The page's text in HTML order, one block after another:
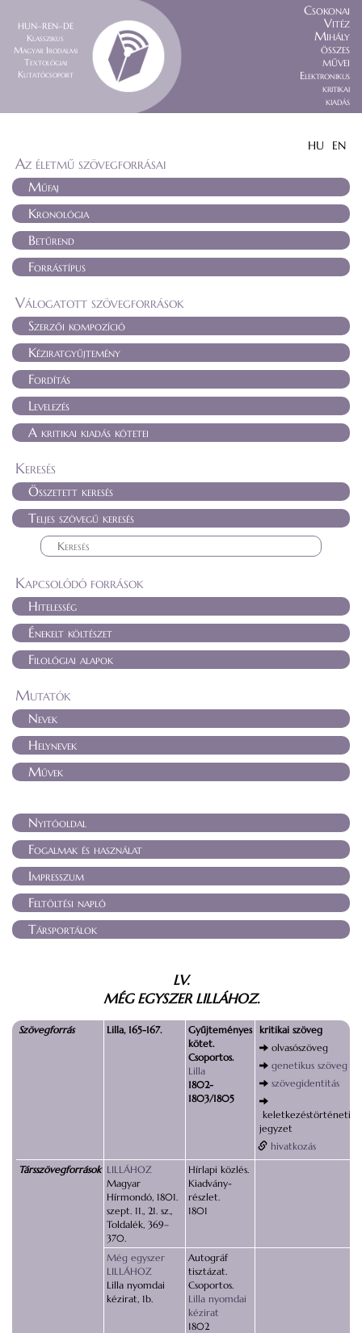
HUN–REN–DE
Klasszikus
Magyar Irodalmi
Textológiai
Kutatócsoport
Csokonai
Vitéz
Mihály
összes
művei
Elektronikus
kritikai
kiadás
HU EN
Az életmű szövegforrásai
Műfaj
Kronológia
Betűrend
Forrástípus
Válogatott szövegforrások
Szerzői kompozíció
Kéziratgyűjtemény
Fordítás
Levelezés
A kritikai kiadás kötetei
Keresés
Összetett keresés
Teljes szövegű keresés
Kapcsolódó források
Hitelesség
Énekelt költészet
Filológiai alapok
Mutatók
Nevek
Helynevek
Művek
Nyitóoldal
Fogalmak és használat
Impresszum
Feltöltési napló
Társportálok
LV.
MÉG EGYSZER LILLÁHOZ.
Szövegforrás Lilla, 165-167.
Gyűjteményes
kötet.
Csoportos.
Lilla
1802-
1803/1805
kritikai szöveg
olvasószöveg
genetikus szöveg
szövegidentitás
keletkezéstörténeti
jegyzet
hivatkozás
Társszövegforrások LILLÁHOZ
Magyar
Hírmondó, 1801.
szept. 11., 21. sz.,
Toldalék, 369–
370.
Hírlapi közlés.
Kiadvány-
részlet.
1801
Még egyszer
LILLÁHOZ
Lilla nyomdai
kézirat, 1b.
Autográf
tisztázat.
Csoportos.
Lilla nyomdai
kézirat
1802